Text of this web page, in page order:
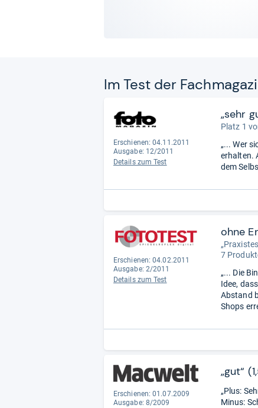
Im Test der
Erschienen: 04.11.2011
Ausgabe: 12/2011
Details zum Test
„sehr
Platz 1
„... Wer
erhalten.
dem
Erschienen: 04.02.2011
Ausgabe: 2/2011
Details zum Test
ohne
7
„... Die
Idee,
Abstand
Shops
Erschienen: 01.07.2009
Ausgabe: 8/2009
„gut“
„Plus:
Minus: